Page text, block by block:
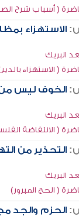
( أسباب شرح
الاستهزاء
البريك
( الاستهزاء
الخوف ليس من
البريك
( الانتفاضة
التحذير من
البريك
( الحج المبرور)
الحزم والجد